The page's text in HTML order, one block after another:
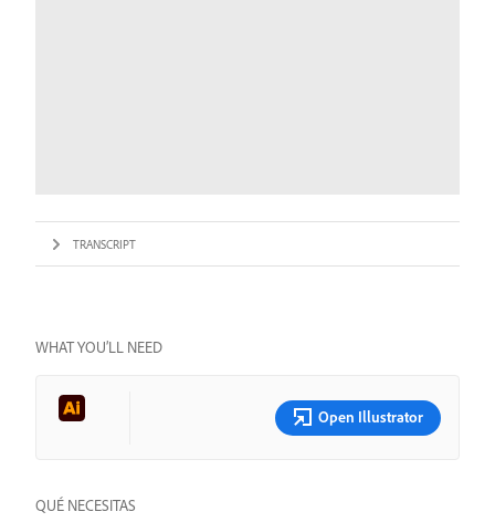
TRANSCRIPT
WHAT YOU’LL NEED
Open Illustrator
QUÉ NECESITAS